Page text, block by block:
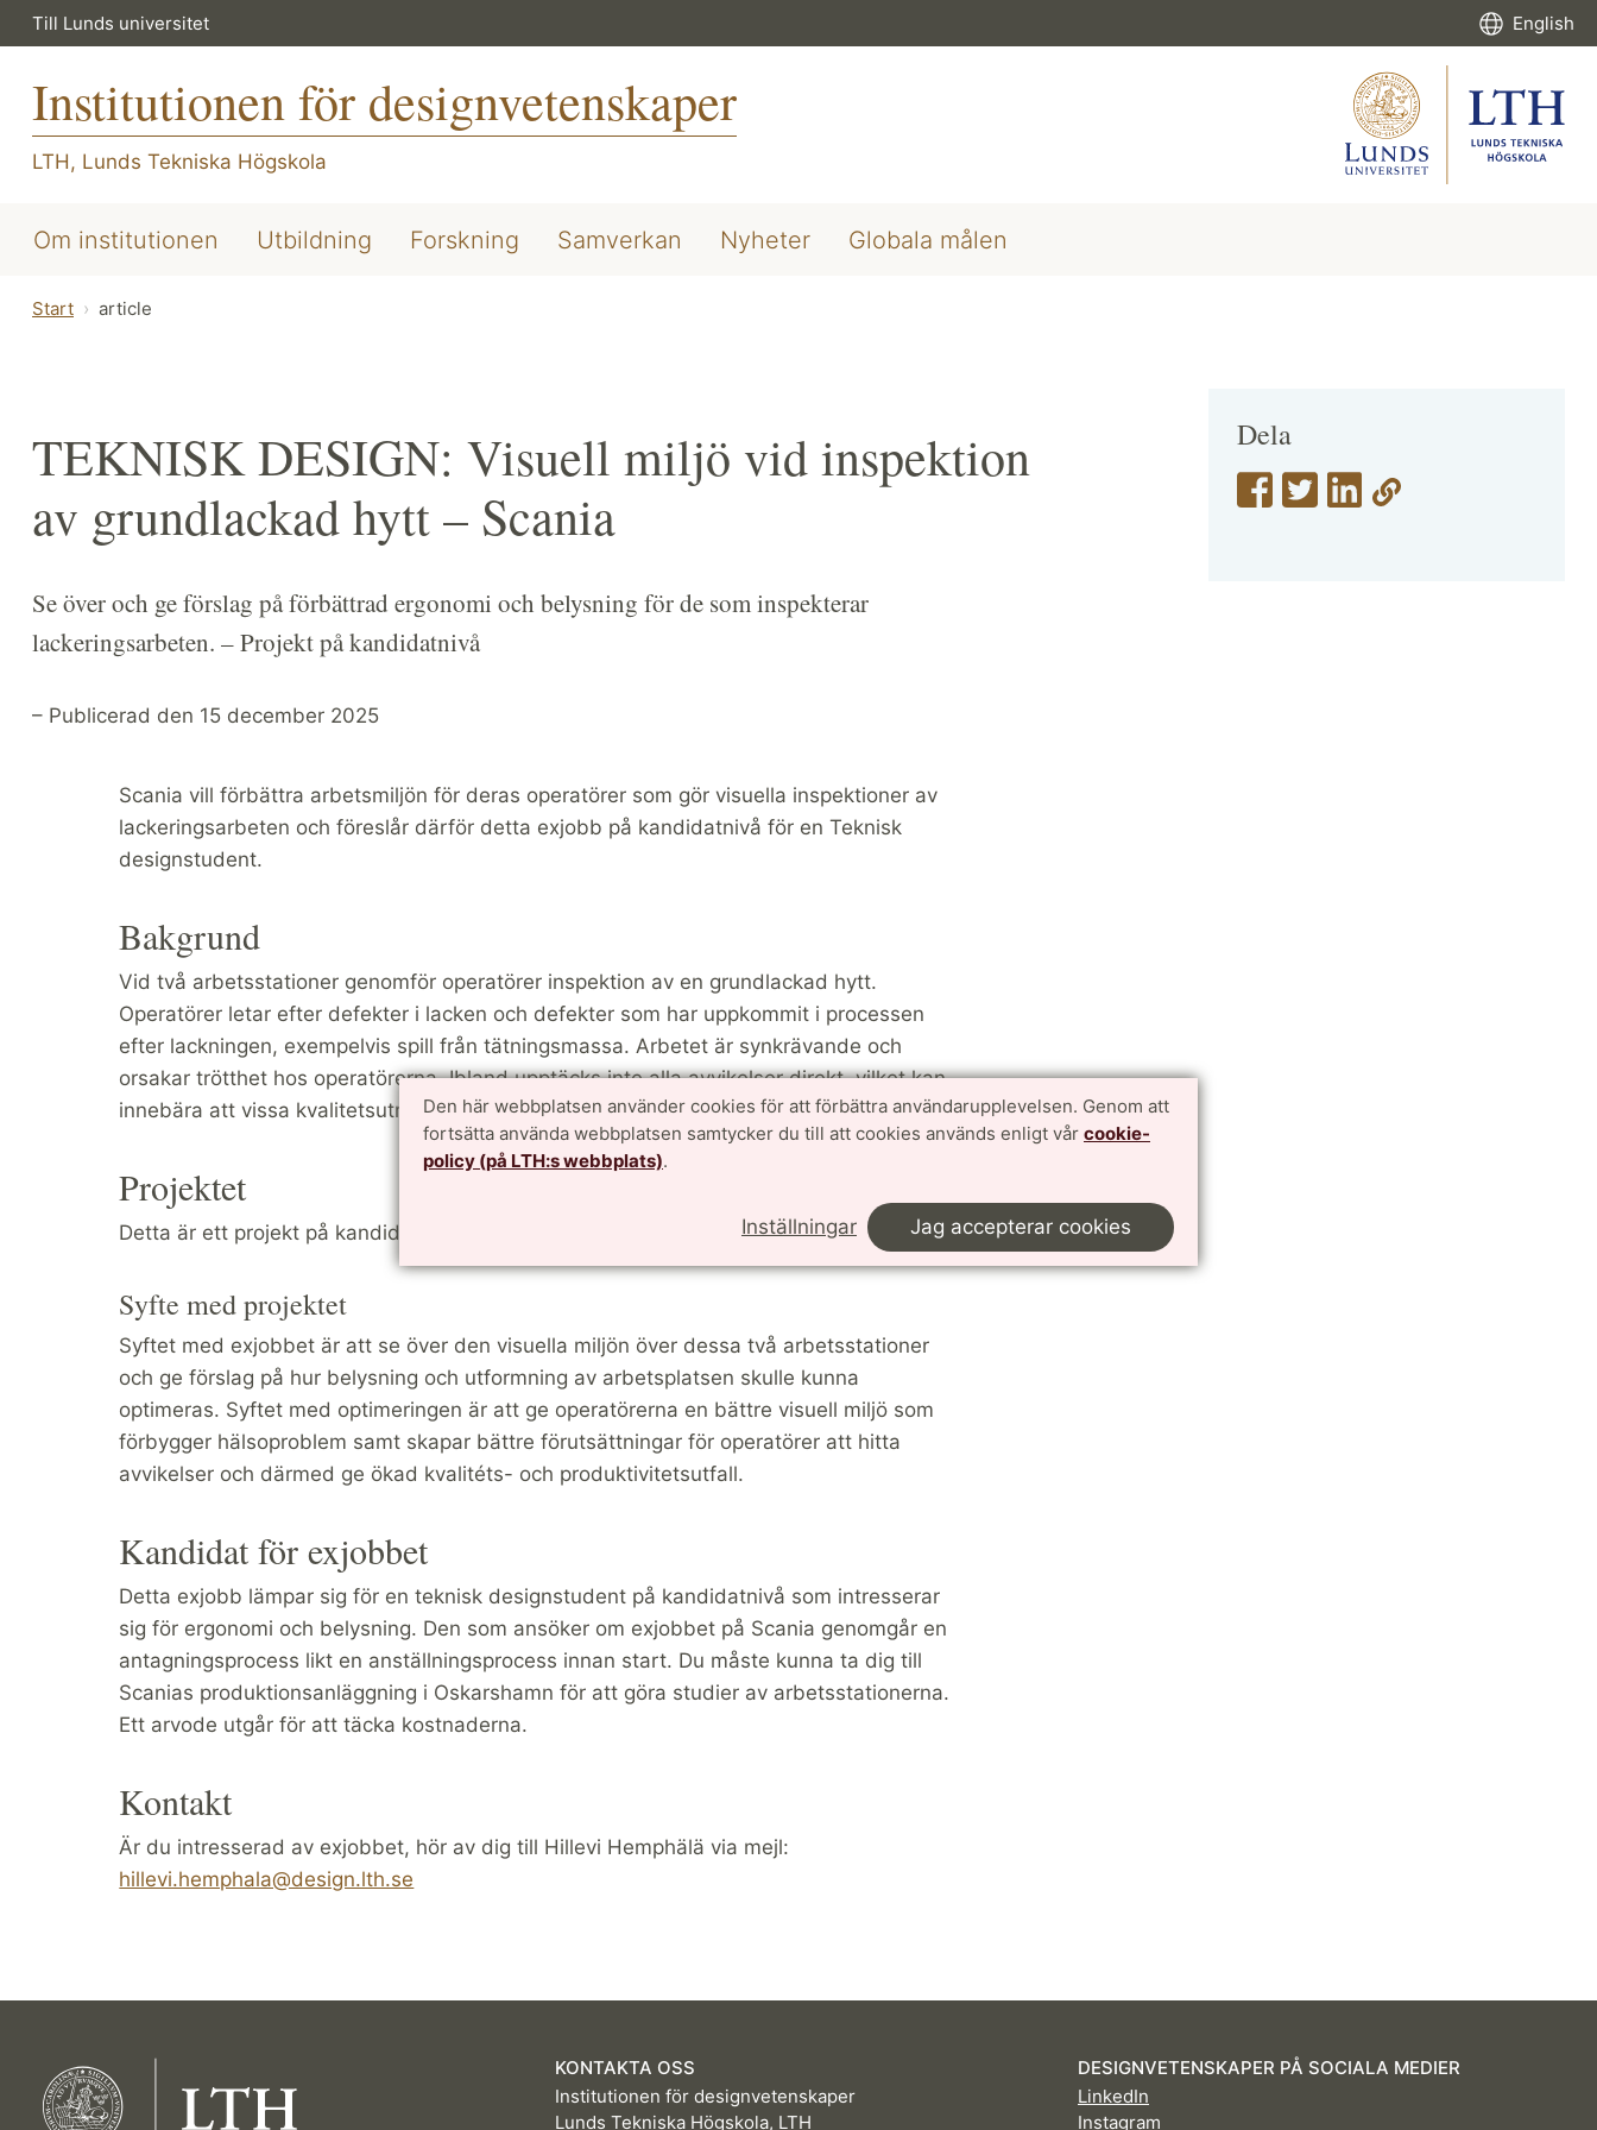
Den här webbplatsen använder cookies för att förbättra användarupplevelsen. Genom att
fortsätta använda webbplatsen samtycker du till att cookies används enligt vår cookie-
policy (på LTH:s webbplats).
Inställningar Jag accepterar cookies
Till Lunds universitet English
Institutionen för designvetenskaper
LTH, Lunds Tekniska Högskola
Om institutionen Utbildning Forskning Samverkan Nyheter Globala målen
Start article
TEKNISK DESIGN: Visuell miljö vid inspektion
av grundlackad hytt – Scania
Se över och ge förslag på förbättrad ergonomi och belysning för de som inspekterar
lackeringsarbeten. – Projekt på kandidatnivå
– Publicerad den 15 december 2025
Scania vill förbättra arbetsmiljön för deras operatörer som gör visuella inspektioner av
lackeringsarbeten och föreslår därför detta exjobb på kandidatnivå för en Teknisk
designstudent.
Bakgrund
Vid två arbetsstationer genomför operatörer inspektion av en grundlackad hytt.
Operatörer letar efter defekter i lacken och defekter som har uppkommit i processen
efter lackningen, exempelvis spill från tätningsmassa. Arbetet är synkrävande och
orsakar trötthet hos operatörerna. Ibland upptäcks inte alla avvikelser direkt, vilket kan
innebära att vissa kvalitetsutmaningar hanteras längre fram i processen.
Projektet
Detta är ett projekt på kandidatnivå med start i mars 2026.
Syfte med projektet
Syftet med exjobbet är att se över den visuella miljön över dessa två arbetsstationer
och ge förslag på hur belysning och utformning av arbetsplatsen skulle kunna
optimeras. Syftet med optimeringen är att ge operatörerna en bättre visuell miljö som
förbygger hälsoproblem samt skapar bättre förutsättningar för operatörer att hitta
avvikelser och därmed ge ökad kvalitéts- och produktivitetsutfall.
Kandidat för exjobbet
Detta exjobb lämpar sig för en teknisk designstudent på kandidatnivå som intresserar
sig för ergonomi och belysning. Den som ansöker om exjobbet på Scania genomgår en
antagningsprocess likt en anställningsprocess innan start. Du måste kunna ta dig till
Scanias produktionsanläggning i Oskarshamn för att göra studier av arbetsstationerna.
Ett arvode utgår för att täcka kostnaderna.
Kontakt
Är du intresserad av exjobbet, hör av dig till Hillevi Hemphälä via mejl:
hillevi.hemphala@design.lth.se
Dela
KONTAKTA OSS
Institutionen för designvetenskaper
Lunds Tekniska Högskola, LTH
DESIGNVETENSKAPER PÅ SOCIALA MEDIER
LinkedIn
Instagram